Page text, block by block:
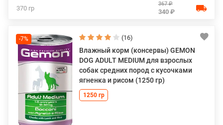
370 гр
367 ₽
340 ₽
-7% (16)
Влажный корм (консервы) GEMON
DOG ADULT MEDIUM для взрослых
собак средних пород с кусочками
ягненка и рисом (1250 гр)
1250 гр